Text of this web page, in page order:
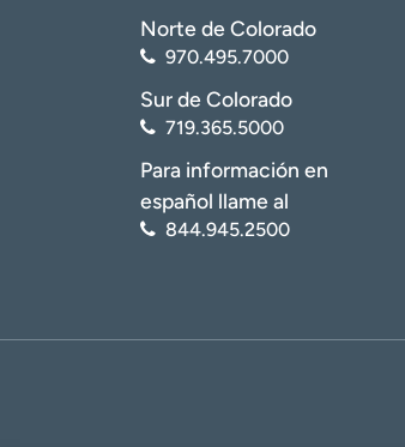
Norte de Colorado
970.495.7000
Sur de Colorado
719.365.5000
Para información en
español llame al
844.945.2500